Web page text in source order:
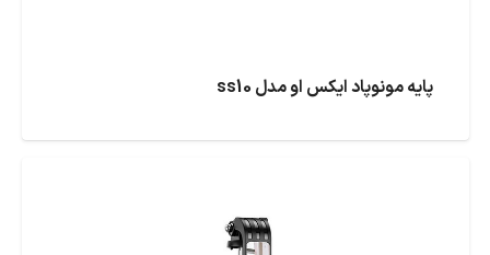
پایه مونوپاد ایکس او مدل ss10